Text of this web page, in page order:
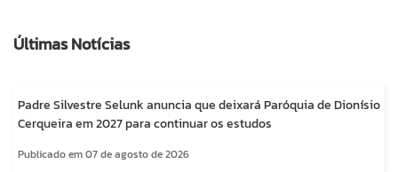
Últimas Notícias
Padre Silvestre Selunk anuncia que deixará Paróquia de Dionísio
Cerqueira em 2027 para continuar os estudos
Publicado em 07 de agosto de 2026